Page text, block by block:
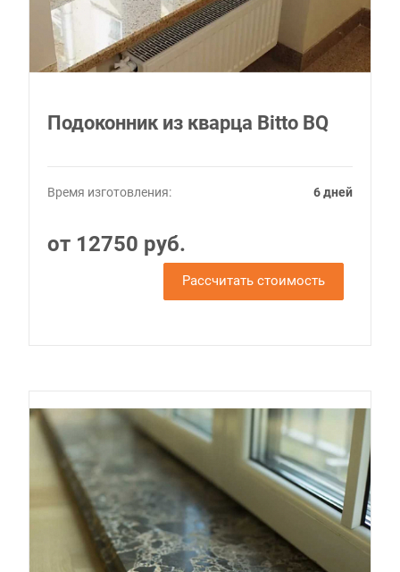
Подоконник из кварца Bitto BQ
Время изготовления: 6 дней
от 12750 руб.
Рассчитать стоимость